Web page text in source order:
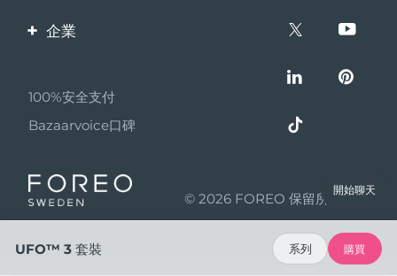
保修與退換貨
產品註冊
企業
夥伴計畫
聯盟新聞
成為合作夥伴
100%安全支付
Bazaarvoice口碑
© 2026 FOREO 保留所有權利
開始聊天
UFO™ 3 套裝 系列 購買